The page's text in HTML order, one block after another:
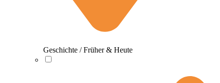
Geschichte / Früher & Heute